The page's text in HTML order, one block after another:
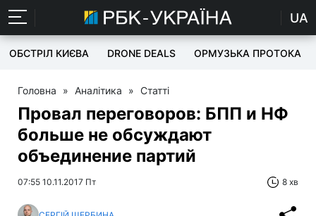
UA
ОБСТРІЛ КИЄВА DRONE DEALS ОРМУЗЬКА ПРОТОКА
Головна » Аналітика » Статті
Провал переговоров: БПП и НФ
больше не обсуждают
объединение партий
07:55 10.11.2017 Пт 8 хв